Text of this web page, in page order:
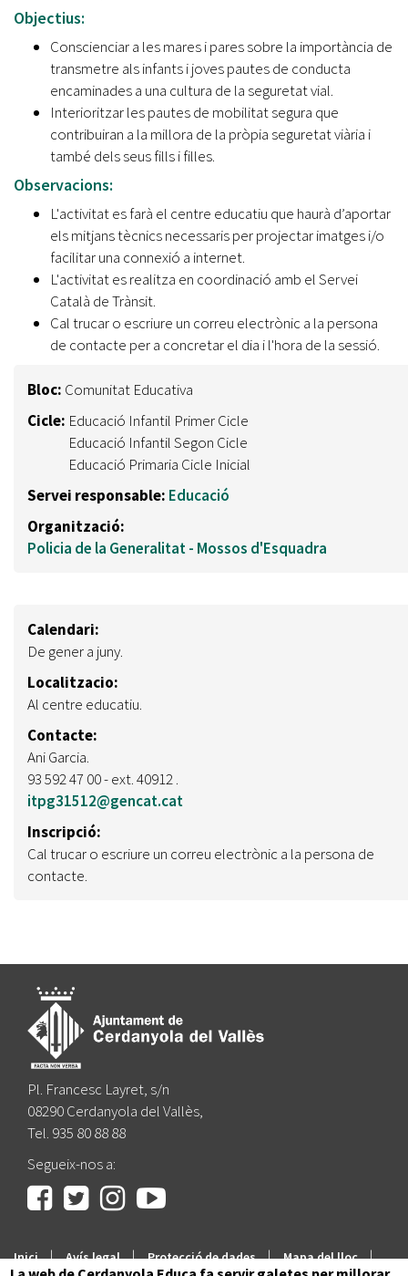
Objectius:
Conscienciar a les mares i pares sobre la importància de
transmetre als infants i joves pautes de conducta
encaminades a una cultura de la seguretat vial.
Interioritzar les pautes de mobilitat segura que
contribuiran a la millora de la pròpia seguretat viària i
també dels seus fills i filles.
Observacions:
L'activitat es farà el centre educatiu que haurà d’aportar
els mitjans tècnics necessaris per projectar imatges i/o
facilitar una connexió a internet.
L'activitat es realitza en coordinació amb el Servei
Català de Trànsit.
Cal trucar o escriure un correu electrònic a la persona
de contacte per a concretar el dia i l'hora de la sessió.
Bloc: Comunitat Educativa
Cicle: Educació Infantil Primer Cicle
Educació Infantil Segon Cicle
Educació Primaria Cicle Inicial
Servei responsable: Educació
Organització:
Policia de la Generalitat - Mossos d'Esquadra
Calendari:
De gener a juny.
Localitzacio:
Al centre educatiu.
Contacte:
Ani Garcia.
93 592 47 00 - ext. 40912 .
itpg31512@gencat.cat
Inscripció:
Cal trucar o escriure un correu electrònic a la persona de
contacte.
Pl. Francesc Layret, s/n
08290 Cerdanyola del Vallès,
Tel. 935 80 88 88
Segueix-nos a:
Inici | Avís legal | Protecció de dades | Mapa del lloc |